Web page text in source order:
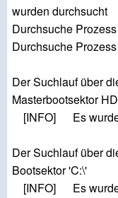
wurden durchsucht
Durchsuche
Durchsuche
Der Suchlauf über
Masterbootsektor
[INFO] Es
Der Suchlauf über
Bootsektor 'C:\'
[INFO] Es